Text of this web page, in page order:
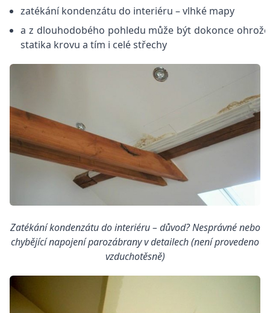
zatékání kondenzátu do interiéru – vlhké mapy
a z dlouhodobého pohledu může být dokonce
statika krovu a tím i celé střechy
Zatékání kondenzátu do interiéru – důvod? Nesprávné nebo
chybějící napojení parozábrany v detailech (není provedeno
vzduchotěsně)